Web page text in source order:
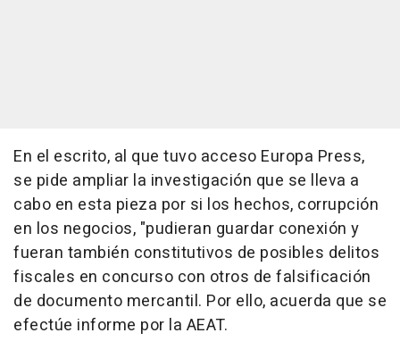
En el escrito, al que tuvo acceso Europa Press,
se pide ampliar la investigación que se lleva a
cabo en esta pieza por si los hechos, corrupción
en los negocios, "pudieran guardar conexión y
fueran también constitutivos de posibles delitos
fiscales en concurso con otros de falsificación
de documento mercantil. Por ello, acuerda que se
efectúe informe por la AEAT.